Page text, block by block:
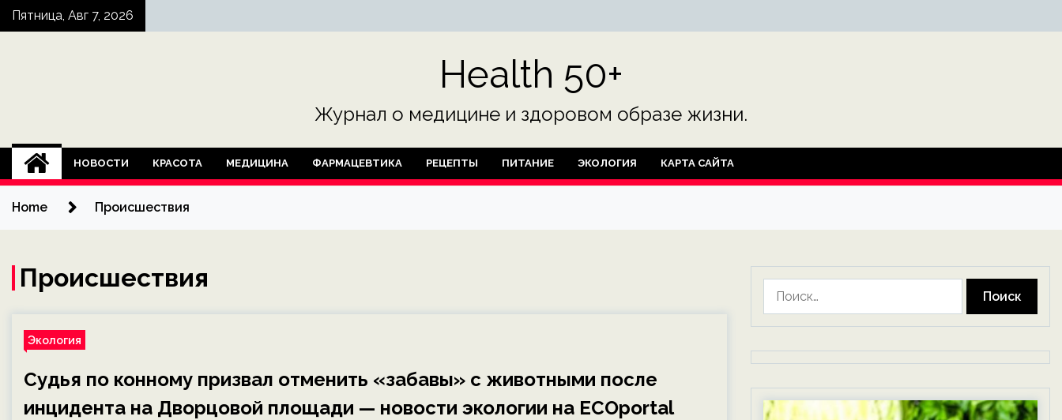
SkipПятница, Авг 7, 2026
Health 50+
Журнал о медицине и здоровом образе жизни.
НОВОСТИ КРАСОТА МЕДИЦИНА ФАРМАЦЕВТИКА РЕЦЕПТЫ ПИТАНИЕ ЭКОЛОГИЯ КАРТА САЙТА
Home Происшествия
Происшествия
Экология
Судья по конному призвал отменить «забавы» с животными после
инцидента на Дворцовой площади — новости экологии на ECOportal